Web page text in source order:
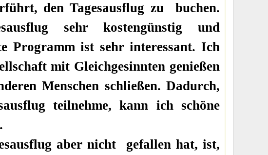
den Tagesausflug zu buchen.
sehr kostengünstig und
Programm ist sehr interessant. Ich
mit Gleichgesinnten genießen
Menschen schließen. Dadurch,
teilnehme, kann ich schöne
aber nicht gefallen hat, ist,